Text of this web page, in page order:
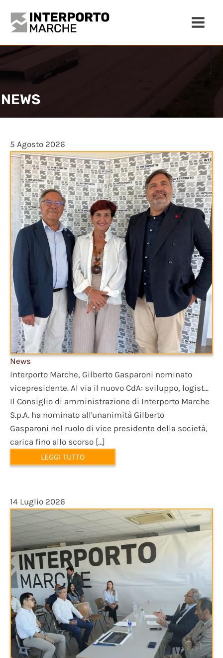
NEWS
5 Agosto 2026
News
Interporto Marche, Gilberto Gasparoni nominato
vicepresidente. Al via il nuovo CdA: sviluppo, logist...
Il Consiglio di amministrazione di Interporto Marche
S.p.A. ha nominato all'unanimità Gilberto
Gasparoni nel ruolo di vice presidente della società,
carica fino allo scorso […]
LEGGI TUTTO
14 Luglio 2026